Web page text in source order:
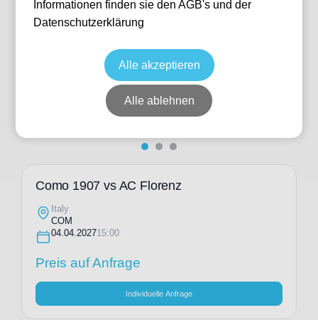
Distinti Est
15:00
Keine Tickets verfügbar
Italien Stadio Comunale G. Sinigaglia
Como 1907 vs AC Florenz
Italy
COM
04.04.202715:00
Preis auf Anfrage
Individuelle Anfrage
Informationen finden sie den AGB's und der
Datenschutzerklärung
Alle akzeptieren
Alle ablehnen